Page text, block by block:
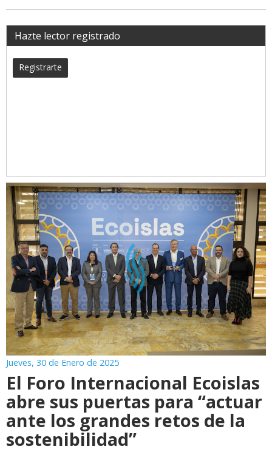
Hazte lector registrado
Registrarte
Jueves, 30 de Enero de 2025
El Foro Internacional Ecoislas
abre sus puertas para “actuar
ante los grandes retos de la
sostenibilidad”